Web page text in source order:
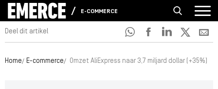
E-COMMERCE
Deel dit artikel
Home E-commerce Omzet AliExpress naar 3,7 miljard dollar (+35%)